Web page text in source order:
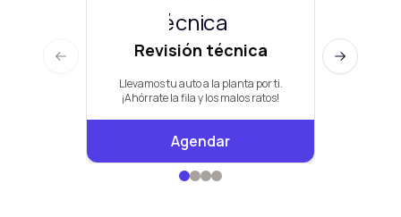
Revisión técnica
Llevamos tu auto a la planta por ti.
¡Ahórrate la fila y los malos ratos!
Agendar
Previous slide Next slide